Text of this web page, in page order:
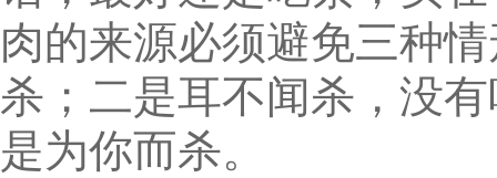
肉的来源必须避免三种
杀；二是耳不闻杀，没
是为你而杀。